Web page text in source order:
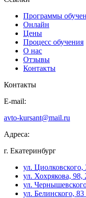
Программы
Онлайн
Цены
Процесс обучения
О нас
Отзывы
Контакты
Контакты
E-mail:
avto-kursant@mail.ru
Адреса:
г. Екатеринбург
ул. Циолковского,
ул. Хохрякова, 98,
ул.
ул. Белинского,